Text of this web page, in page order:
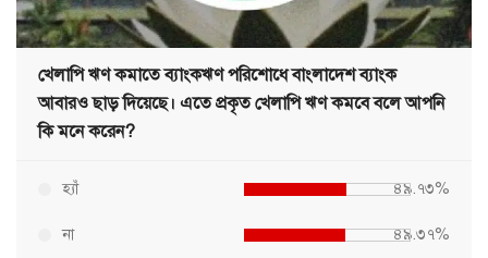
খেলাপি ঋণ কমাতে ব্যাংকঋণ পরিশোধে বাংলাদেশ ব্যাংক
আবারও ছাড় দিয়েছে। এতে প্রকৃত খেলাপি ঋণ কমবে বলে আপনি
কি মনে করেন?
হ্যাঁ ৪৯.৭৩%
না ৪৯.৩৭%